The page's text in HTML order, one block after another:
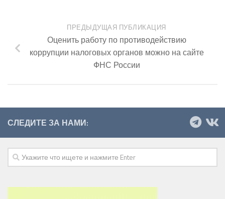
ПРЕДЫДУЩАЯ ПУБЛИКАЦИЯ
Оценить работу по противодействию
коррупции налоговых органов можно на сайте
ФНС России
СЛЕДИТЕ ЗА НАМИ: